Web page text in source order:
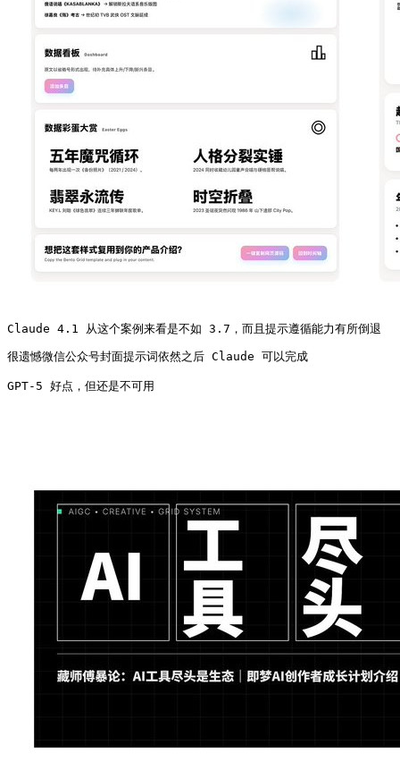
Claude 4.1 从这个案例来看是不如 3.7，而且提示遵循能力有所倒退
很遗憾微信公众号封面提示词依然之后 Claude 可以完成
GPT-5 好点，但还是不可用